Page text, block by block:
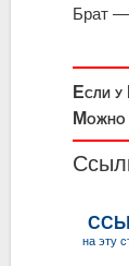
Брат —
Если у
Можно